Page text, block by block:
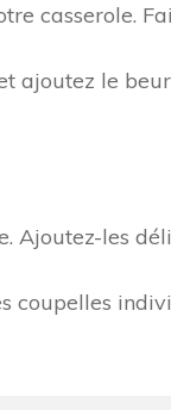
casserole.
ajoutez le
Ajoutez-les
coupelles